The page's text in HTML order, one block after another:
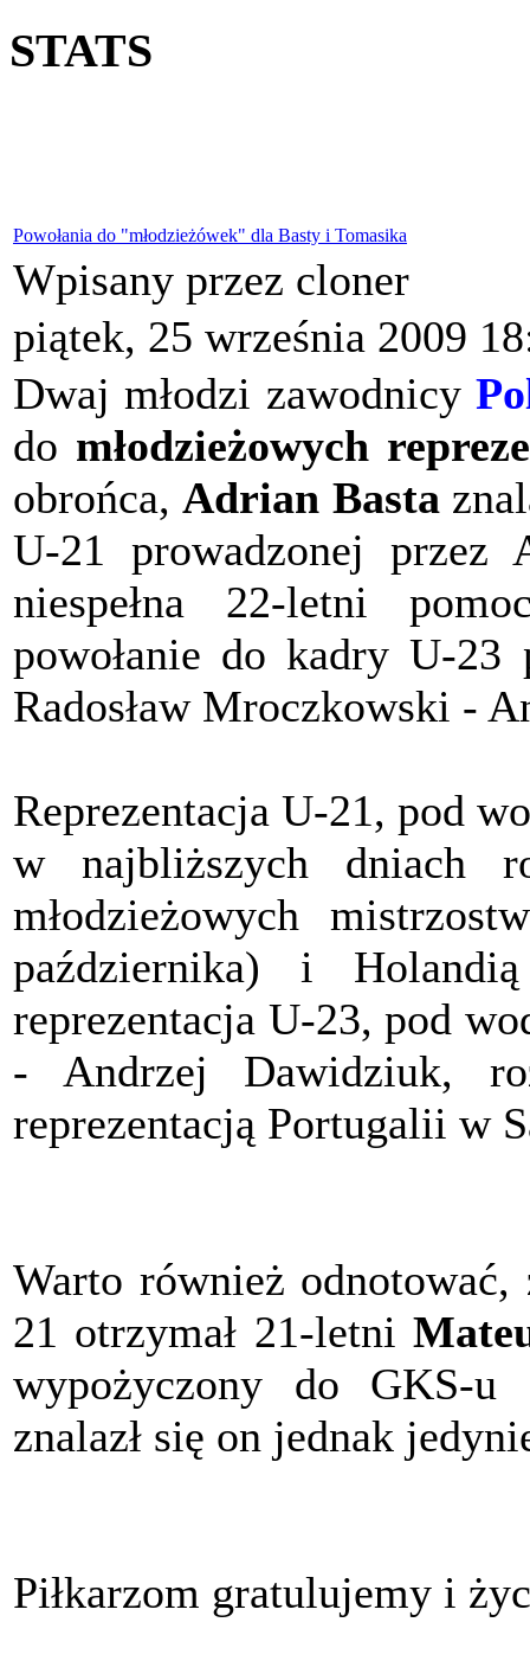
STATS
Powołania do "młodzieżówek" dla Basty i Tomasika
Wpisany przez cloner
piątek, 25 września 2009
Dwaj młodzi zawodnicy
do młodzieżowych
obrońca,Adrian Basta
U-21 prowadzonej przez
niespełna 22-letni
powołanie do kadry U-23
Radosław Mroczkowski -
Reprezentacja U-21, pod
w najbliższych dniach
młodzieżowych
października) i
reprezentacja U-23, pod
- Andrzej Dawidziuk,
reprezentacją Portugalii w
Warto również odnotować,
21 otrzymał 21-letni
wypożyczony do GKS-u
znalazł się on jednak
Piłkarzom gratulujemy i